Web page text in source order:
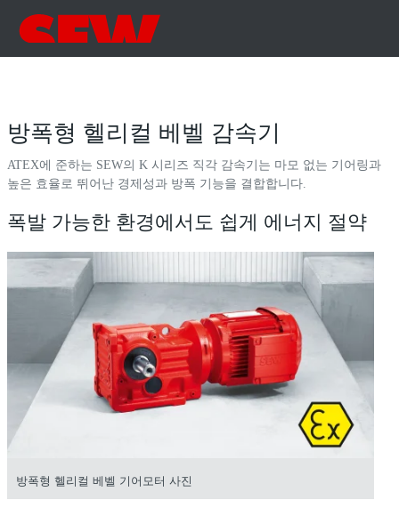
방폭형 헬리컬 베벨 감속기
ATEX에 준하는 SEW의 K 시리즈 직각 감속기는 마모 없는 기어링과
높은 효율로 뛰어난 경제성과 방폭 기능을 결합합니다.
폭발 가능한 환경에서도 쉽게 에너지 절약
방폭형 헬리컬 베벨 기어모터 사진